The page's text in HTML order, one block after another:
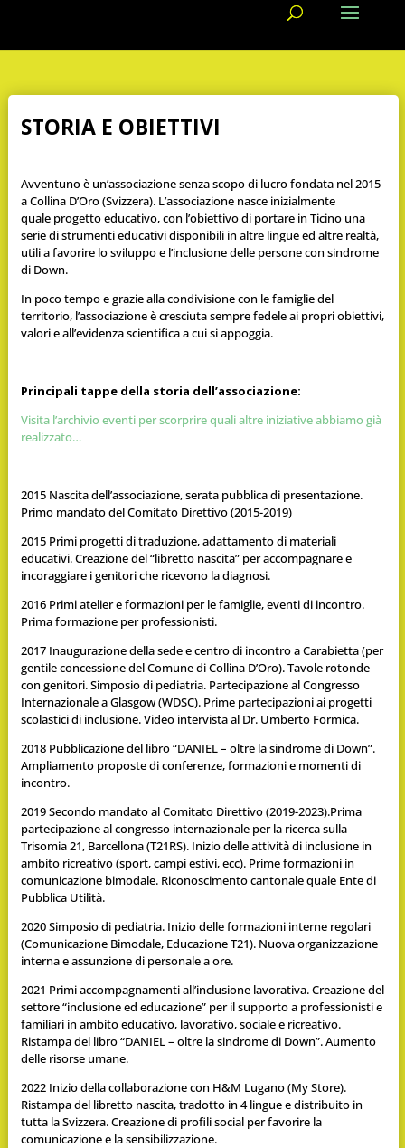
STORIA E OBIETTIVI
Avventuno è un’associazione senza scopo di lucro fondata nel 2015
a Collina D’Oro (Svizzera). L’associazione nasce inizialmente
quale progetto educativo, con l’obiettivo di portare in Ticino una
serie di strumenti educativi disponibili in altre lingue ed altre realtà,
utili a favorire lo sviluppo e l’inclusione delle persone con sindrome
di Down.
In poco tempo e grazie alla condivisione con le famiglie del
territorio, l’associazione è cresciuta sempre fedele ai propri obiettivi,
valori e all’evidenza scientifica a cui si appoggia.
Principali tappe della storia dell’associazione:
Visita l’archivio eventi per scorprire quali altre iniziative abbiamo già
realizzato…
2015 Nascita dell’associazione, serata pubblica di presentazione.
Primo mandato del Comitato Direttivo (2015-2019)
2015 Primi progetti di traduzione, adattamento di materiali
educativi. Creazione del “libretto nascita” per accompagnare e
incoraggiare i genitori che ricevono la diagnosi.
2016 Primi atelier e formazioni per le famiglie, eventi di incontro.
Prima formazione per professionisti.
2017 Inaugurazione della sede e centro di incontro a Carabietta (per
gentile concessione del Comune di Collina D’Oro). Tavole rotonde
con genitori. Simposio di pediatria. Partecipazione al Congresso
Internazionale a Glasgow (WDSC). Prime partecipazioni ai progetti
scolastici di inclusione. Video intervista al Dr. Umberto Formica.
2018 Pubblicazione del libro “DANIEL – oltre la sindrome di Down”.
Ampliamento proposte di conferenze, formazioni e momenti di
incontro.
2019 Secondo mandato al Comitato Direttivo (2019-2023).Prima
partecipazione al congresso internazionale per la ricerca sulla
Trisomia 21, Barcellona (T21RS). Inizio delle attività di inclusione in
ambito ricreativo (sport, campi estivi, ecc). Prime formazioni in
comunicazione bimodale. Riconoscimento cantonale quale Ente di
Pubblica Utilità.
2020 Simposio di pediatria. Inizio delle formazioni interne regolari
(Comunicazione Bimodale, Educazione T21). Nuova organizzazione
interna e assunzione di personale a ore.
2021 Primi accompagnamenti all’inclusione lavorativa. Creazione del
settore “inclusione ed educazione” per il supporto a professionisti e
familiari in ambito educativo, lavorativo, sociale e ricreativo.
Ristampa del libro “DANIEL – oltre la sindrome di Down”. Aumento
delle risorse umane.
2022 Inizio della collaborazione con H&M Lugano (My Store).
Ristampa del libretto nascita, tradotto in 4 lingue e distribuito in
tutta la Svizzera. Creazione di profili social per favorire la
comunicazione e la sensibilizzazione.